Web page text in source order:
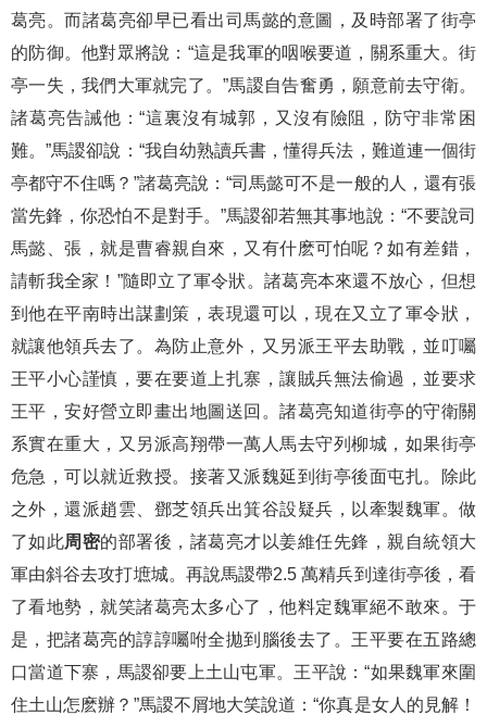
葛亮。而諸葛亮卻早已看出司馬懿的意圖，及時部署了街亭
的防御。他對眾將說：“這是我軍的咽喉要道，關系重大。街
亭一失，我們大軍就完了。”馬謖自告奮勇，願意前去守衛。
諸葛亮告誡他：“這裏沒有城郭，又沒有險阻，防守非常困
難。”馬謖卻說：“我自幼熟讀兵書，懂得兵法，難道連一個街
亭都守不住嗎？”諸葛亮說：“司馬懿可不是一般的人，還有張
當先鋒，你恐怕不是對手。”馬謖卻若無其事地說：“不要說司
馬懿、張，就是曹睿親自來，又有什麽可怕呢？如有差錯，
請斬我全家！”隨即立了軍令狀。諸葛亮本來還不放心，但想
到他在平南時出謀劃策，表現還可以，現在又立了軍令狀，
就讓他領兵去了。為防止意外，又另派王平去助戰，並叮囑
王平小心謹慎，要在要道上扎寨，讓賊兵無法偷過，並要求
王平，安好營立即畫出地圖送回。諸葛亮知道街亭的守衛關
系實在重大，又另派高翔帶一萬人馬去守列柳城，如果街亭
危急，可以就近救授。接著又派魏延到街亭後面屯扎。除此
之外，還派趙雲、鄧芝領兵出箕谷設疑兵，以牽製魏軍。做
了如此周密的部署後，諸葛亮才以姜維任先鋒，親自統領大
軍由斜谷去攻打墌城。再說馬謖帶2.5 萬精兵到達街亭後，看
了看地勢，就笑諸葛亮太多心了，他料定魏軍絕不敢來。于
是，把諸葛亮的諄諄囑咐全拋到腦後去了。王平要在五路總
口當道下寨，馬謖卻要上土山屯軍。王平說：“如果魏軍來圍
住土山怎麽辦？”馬謖不屑地大笑說道：“你真是女人的見解！